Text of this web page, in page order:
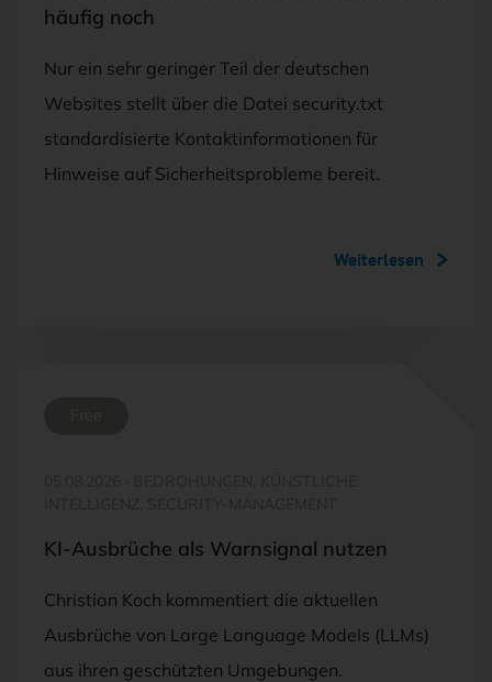
häufig noch
Nur ein sehr geringer Teil der deutschen
Websites stellt über die Datei security.txt
standardisierte Kontaktinformationen für
Hinweise auf Sicherheitsprobleme bereit.
Weiterlesen
KI-Ausbrüche als Warnsignal nutzen
Christian Koch kommentiert die aktuellen
Ausbrüche von Large Language Models (LLMs)
aus ihren geschützten Umgebungen.